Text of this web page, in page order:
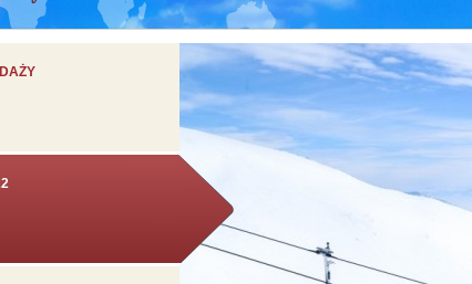
OFERTY ZIMA 2021/22